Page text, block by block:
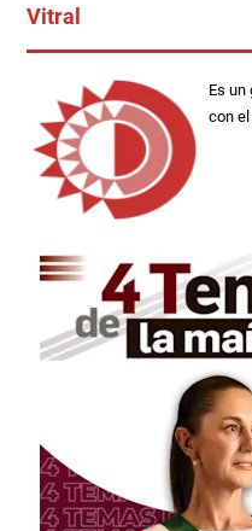
Vitral
Es un
con